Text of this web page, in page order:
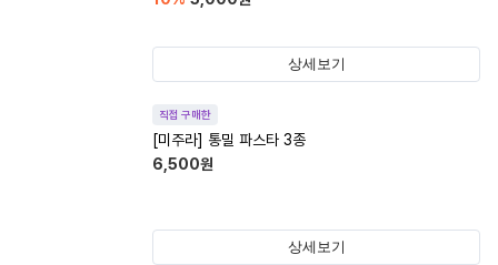
상세보기
직접 구매한
[미주라] 통밀 파스타 3종
6,500원
상세보기